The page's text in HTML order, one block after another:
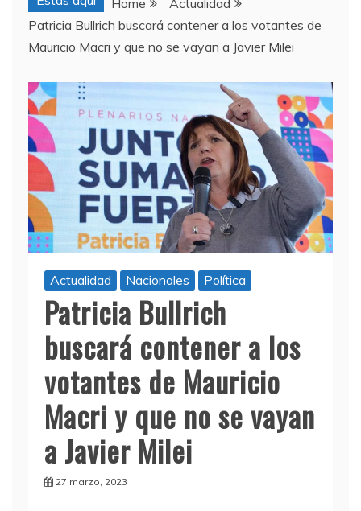
Home
Actualidad
Patricia Bullrich buscará contener a los votantes de
Mauricio Macri y que no se vayan a Javier Milei
Actualidad Nacionales Política
Patricia Bullrich
buscará contener a los
votantes de Mauricio
Macri y que no se vayan
a Javier Milei
27 marzo, 2023